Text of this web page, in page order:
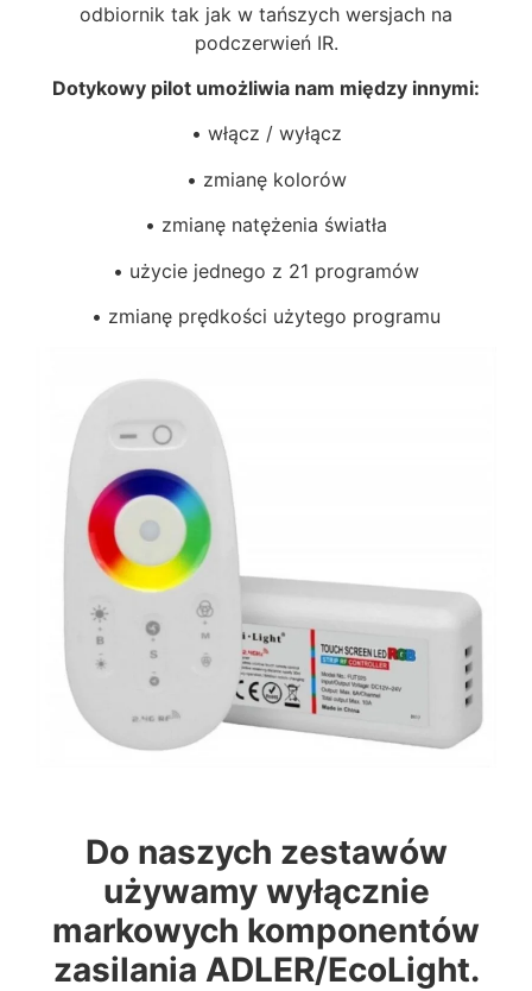
odbiornik tak jak w tańszych wersjach na
podczerwień IR.
Dotykowy pilot umożliwia nam między innymi:
• włącz / wyłącz
• zmianę kolorów
• zmianę natężenia światła
• użycie jednego z 21 programów
• zmianę prędkości użytego programu
Do naszych zestawów
używamy wyłącznie
markowych komponentów
zasilania ADLER/EcoLight.